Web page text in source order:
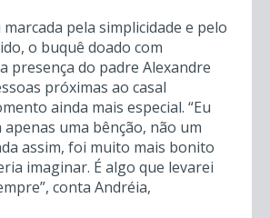
pela simplicidade e pelo
o buquê doado com
presença do padre Alexandre
próximas ao casal
ainda mais especial. “Eu
uma bênção, não um
assim, foi muito mais bonito
imaginar. É algo que levarei
conta Andréia,